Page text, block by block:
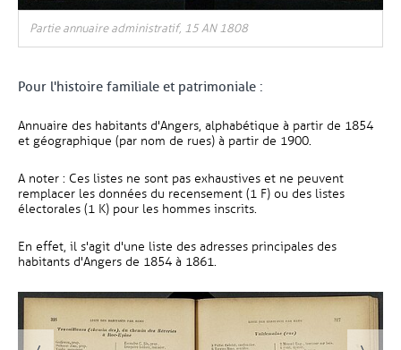
Partie annuaire administratif, 15 AN 1808
Pour l'histoire familiale et patrimoniale :
Annuaire des habitants d'Angers, alphabétique à partir de 1854
et géographique (par nom de rues) à partir de 1900.
A noter : Ces listes ne sont pas exhaustives et ne peuvent
remplacer les données du recensement (1 F) ou des listes
électorales (1 K) pour les hommes inscrits.
En effet, il s'agit d'une liste des adresses principales des
habitants d'Angers de 1854 à 1861.
Vue agrandie de l'image